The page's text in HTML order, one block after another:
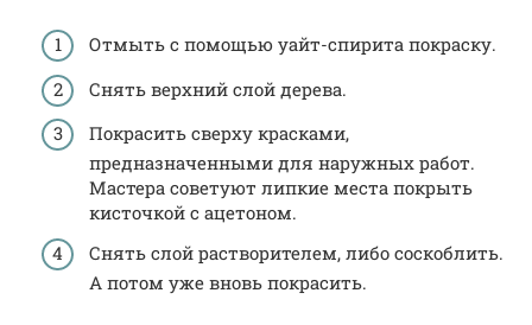
Отмыть с помощью уайт-спирита покраску.
Снять верхний слой дерева.
Покрасить сверху красками,
предназначенными для наружных работ.
Мастера советуют липкие места покрыть
кисточкой с ацетоном.
Снять слой растворителем, либо соскоблить.
А потом уже вновь покрасить.